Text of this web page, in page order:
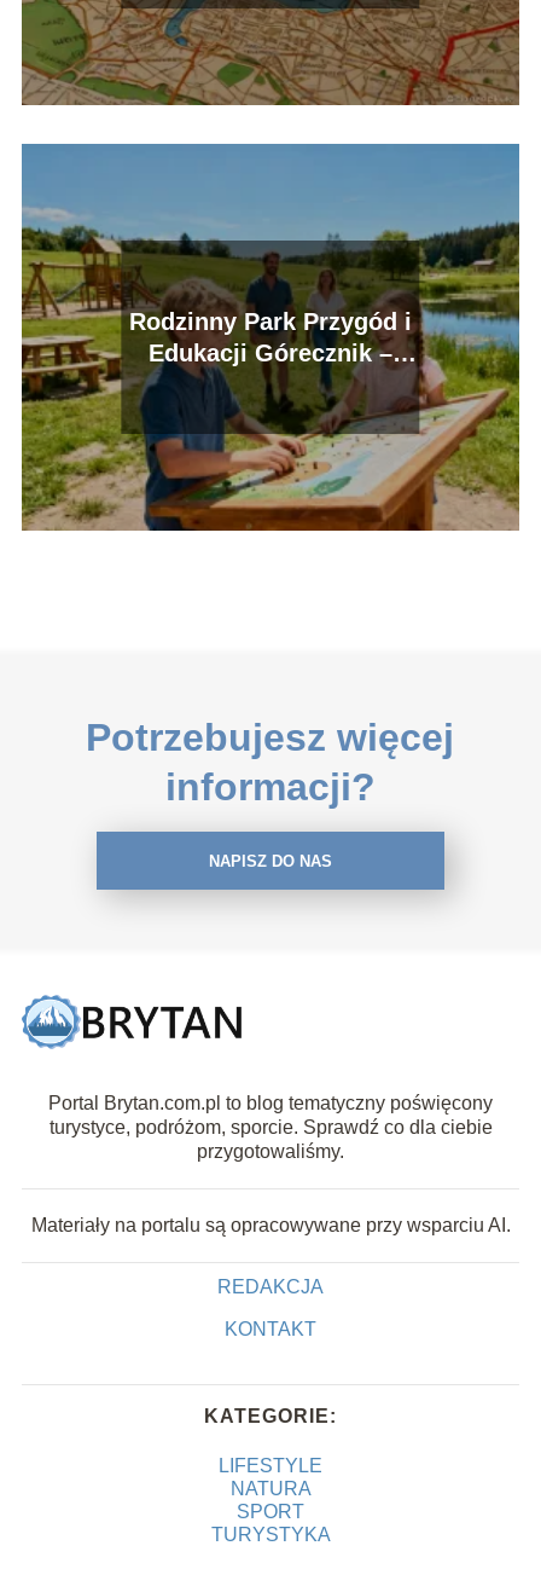
Rodzinny Park Przygód i
Edukacji Górecznik –
atrakcje, cennik
Potrzebujesz więcej
informacji?
NAPISZ DO NAS
Portal Brytan.com.pl to blog tematyczny poświęcony
turystyce, podróżom, sporcie. Sprawdź co dla ciebie
przygotowaliśmy.
Materiały na portalu są opracowywane przy wsparciu AI.
REDAKCJA
KONTAKT
KATEGORIE:
LIFESTYLE
NATURA
SPORT
TURYSTYKA